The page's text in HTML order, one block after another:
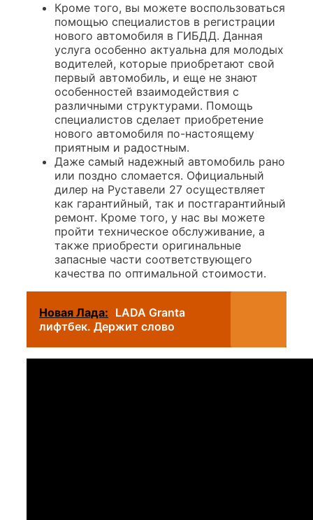
Кроме того, вы можете воспользоваться
помощью специалистов в регистрации
нового автомобиля в ГИБДД. Данная
услуга особенно актуальна для молодых
водителей, которые приобретают свой
первый автомобиль, и еще не знают
особенностей взаимодействия с
различными структурами. Помощь
специалистов сделает приобретение
нового автомобиля по-настоящему
приятным и радостным.
Даже самый надежный автомобиль рано
или поздно сломается. Официальный
дилер на Руставели 27 осуществляет
как гарантийный, так и постгарантийный
ремонт. Кроме того, у нас вы можете
пройти техническое обслуживание, а
также приобрести оригинальные
запасные части соответствующего
качества по оптимальной стоимости.
Новая Лада: LADA Granta
лифтбек. Держит слово